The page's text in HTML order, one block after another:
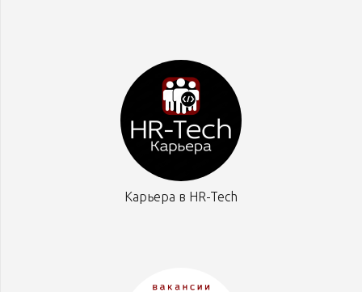
Карьера в HR-Tech